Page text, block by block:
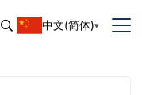
中文(简体)